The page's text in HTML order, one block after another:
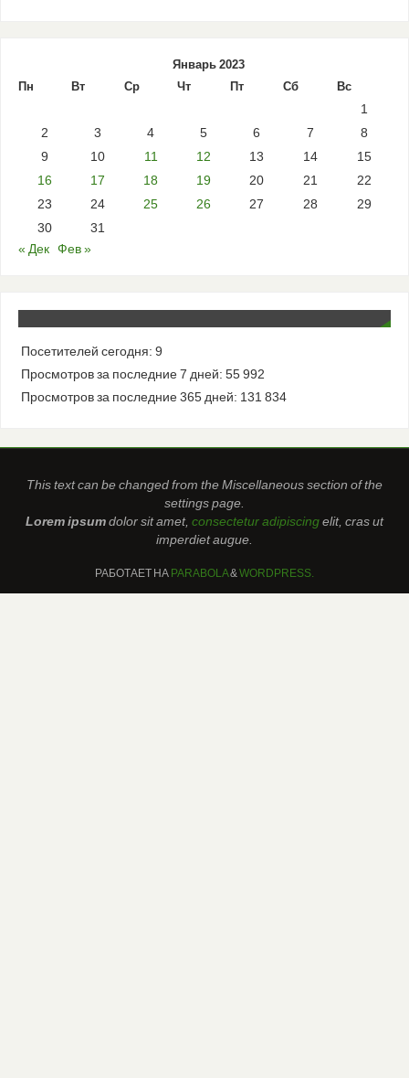
Январь 2023
Пн
Вт Ср Чт Пт Сб Вс
1
2
3 4 5 6 7
8
9
10 11 12 13 14
15
16
17 18 19 20 21
22
23
24 25 26 27 28
29
30
31
« Дек Фев »
Посетителей сегодня: 9
Просмотров за последние 7 дней: 55 992
Просмотров за последние 365 дней: 131 834
This text can be changed from the Miscellaneous section of the
settings page.
Lorem ipsumdolor sit amet, consectetur adipiscingelit, cras ut
imperdiet augue.
РАБОТАЕТ НА PARABOLA&WORDPRESS.